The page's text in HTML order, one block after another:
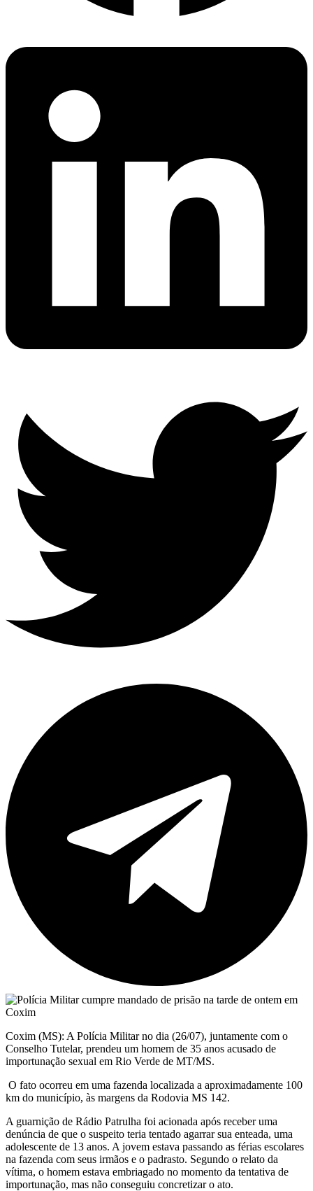
Coxim (MS): A Polícia Militar no dia (26/07), juntamente com o
Conselho Tutelar, prendeu um homem de 35 anos acusado de
importunação sexual em Rio Verde de MT/MS.
O fato ocorreu em uma fazenda localizada a aproximadamente 100
km do município, às margens da Rodovia MS 142.
A guarnição de Rádio Patrulha foi acionada após receber uma
denúncia de que o suspeito teria tentado agarrar sua enteada, uma
adolescente de 13 anos. A jovem estava passando as férias escolares
na fazenda com seus irmãos e o padrasto. Segundo o relato da
vítima, o homem estava embriagado no momento da tentativa de
importunação, mas não conseguiu concretizar o ato.